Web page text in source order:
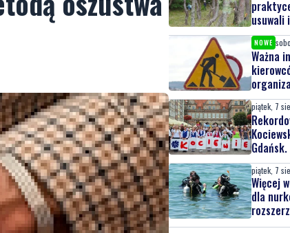
usuwali
NOWE
Ważna
piątek, 7
na
piątek, 7
Więcej
dla
atrakcji